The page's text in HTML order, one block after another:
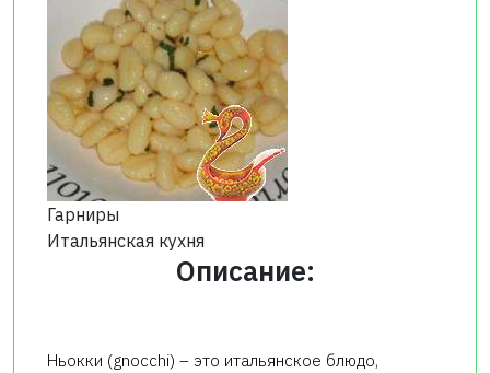
Гарниры
Итальянская кухня
Описание:
Ньокки (gnocchi) – это итальянское блюдо,